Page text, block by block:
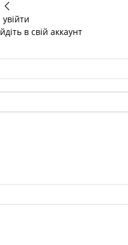
увійти
в свій аккаунт